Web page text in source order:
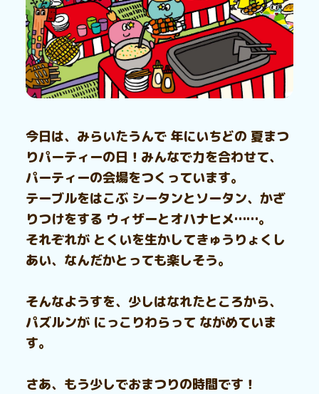
今日は、みらいたうんで 年にいちどの 夏まつ
りパーティーの日！みんなで力を合わせて、
パーティーの会場をつくっています。
テーブルをはこぶ シータンとソータン、かざ
りつけをする ウィザーとオハナヒメ……。
それぞれが とくいを生かしてきゅうりょくし
あい、なんだかとっても楽しそう。
そんなようすを、少しはなれたところから、
パズルンが にっこりわらって ながめていま
す。
さあ、もう少しでおまつりの時間です！